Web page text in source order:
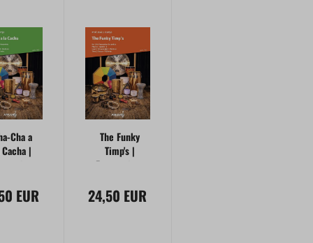
Cha a
|
EUR
The Funky
Timp's |
Percussion-
24,50 EUR